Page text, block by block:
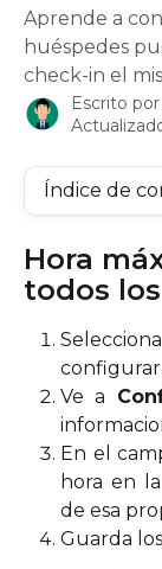
Aprende a
huéspedes
check-in el
Escrito por
Índice de
Hora
todos
configurar.
Ve a
En el
hora en
de esa
Guarda